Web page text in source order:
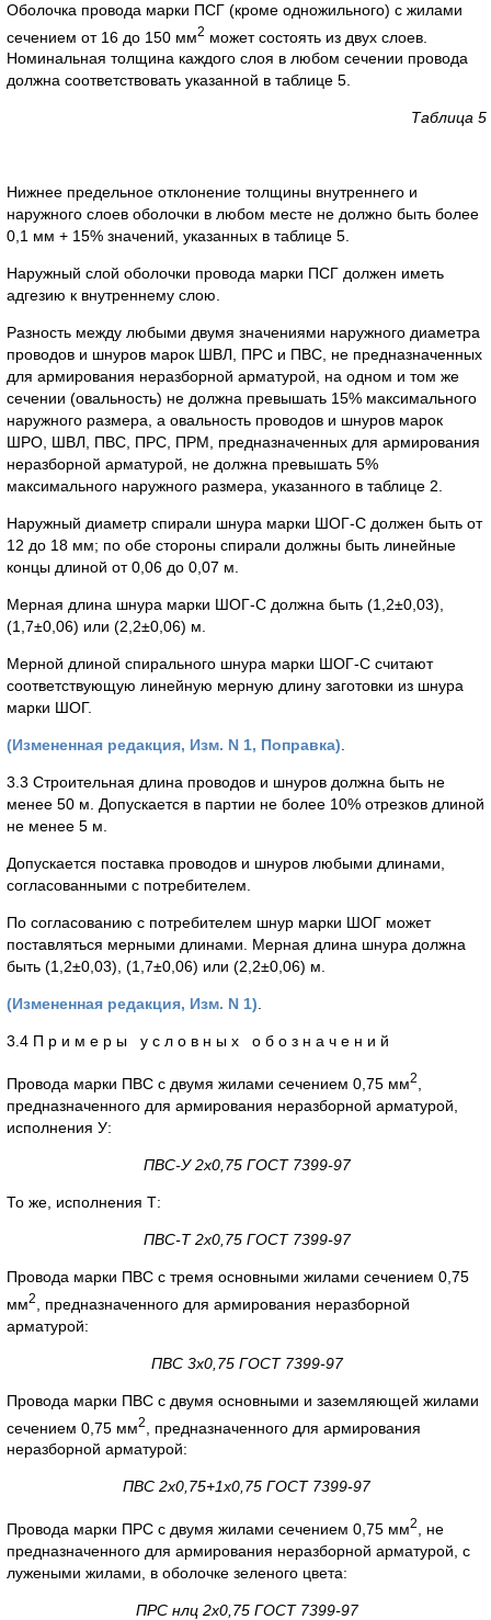
Оболочка провода марки ПСГ (кроме одножильного) с жилами
сечением от 16 до 150 мм2 может состоять из двух слоев.
Номинальная толщина каждого слоя в любом сечении провода
должна соответствовать указанной в таблице 5.
Таблица 5
Нижнее предельное отклонение толщины внутреннего и
наружного слоев оболочки в любом месте не должно быть более
0,1 мм + 15% значений, указанных в таблице 5.
Наружный слой оболочки провода марки ПСГ должен иметь
адгезию к внутреннему слою.
Разность между любыми двумя значениями наружного диаметра
проводов и шнуров марок ШВЛ, ПРС и ПВС, не предназначенных
для армирования неразборной арматурой, на одном и том же
сечении (овальность) не должна превышать 15% максимального
наружного размера, а овальность проводов и шнуров марок
ШРО, ШВЛ, ПВС, ПРС, ПРМ, предназначенных для армирования
неразборной арматурой, не должна превышать 5%
максимального наружного размера, указанного в таблице 2.
Наружный диаметр спирали шнура марки ШОГ-С должен быть от
12 до 18 мм; по обе стороны спирали должны быть линейные
концы длиной от 0,06 до 0,07 м.
Мерная длина шнура марки ШОГ-С должна быть (1,2±0,03),
(1,7±0,06) или (2,2±0,06) м.
Мерной длиной спирального шнура марки ШОГ-С считают
соответствующую линейную мерную длину заготовки из шнура
марки ШОГ.
(Измененная редакция, Изм. N 1, Поправка).
3.3 Строительная длина проводов и шнуров должна быть не
менее 50 м. Допускается в партии не более 10% отрезков длиной
не менее 5 м.
Допускается поставка проводов и шнуров любыми длинами,
согласованными с потребителем.
По согласованию с потребителем шнур марки ШОГ может
поставляться мерными длинами. Мерная длина шнура должна
быть (1,2±0,03), (1,7±0,06) или (2,2±0,06) м.
(Измененная редакция, Изм. N 1).
3.4 П р и м е р ы у с л о в н ы х о б о з н а ч е н и й
Провода марки ПВС с двумя жилами сечением 0,75 мм2
предназначенного для армирования неразборной арматурой,
исполнения У:
ПВС-У 2х0,75 ГОСТ 7399-97
То же, исполнения Т:
ПВС-Т 2х0,75 ГОСТ 7399-97
Провода марки ПВС с тремя основными жилами сечением 0,75
мм2
, предназначенного для армирования неразборной
арматурой:
ПВС 3х0,75 ГОСТ 7399-97
Провода марки ПВС с двумя основными и заземляющей жилами
сечением 0,75 мм2
, предназначенного для армирования
неразборной арматурой:
ПВС 2х0,75+1х0,75 ГОСТ 7399-97
Провода марки ПРС с двумя жилами сечением 0,75 мм2
, не
предназначенного для армирования неразборной арматурой, с
лужеными жилами, в оболочке зеленого цвета:
ПРС нлц 2х0,75 ГОСТ 7399-97